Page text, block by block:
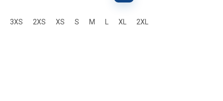
3XS 2XS XS S M XL 2XL